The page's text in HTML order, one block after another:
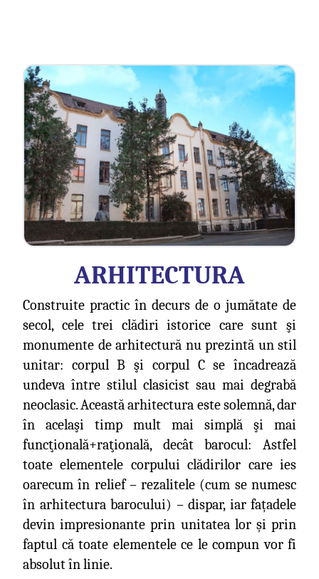
ARHITECTURA
Construite practic în decurs de o jumătate de
secol, cele trei clădiri istorice care sunt şi
monumente de arhitectură nu prezintă un stil
unitar: corpul B şi corpul C se încadrează
undeva între stilul clasicist sau mai degrabă
neoclasic. Această arhitectura este solemnă, dar
în acelaşi timp mult mai simplă şi mai
funcţională+raţională, decât barocul: Astfel
toate elementele corpului clădirilor care ies
oarecum în relief – rezalitele (cum se numesc
în arhitectura barocului) – dispar, iar fațadele
devin impresionante prin unitatea lor și prin
faptul că toate elementele ce le compun vor fi
absolut în linie.